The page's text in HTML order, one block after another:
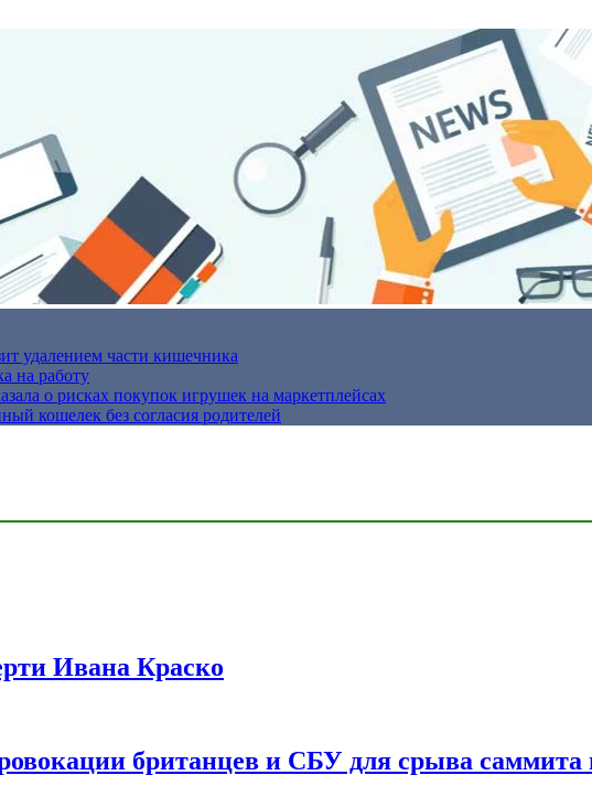
удалением части кишечника
на работу
о рисках покупок игрушек на маркетплейсах
кошелек без согласия родителей
Ивана Краско
британцев и СБУ для срыва саммита